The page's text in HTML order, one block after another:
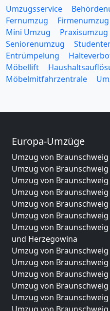
Umzugsservice
Fernumzug
Firmenumzug
Mini Umzug
Praxisumzug
Seniorenumzug
Entrümpelung
Möbellift
Möbelmitfahrzentrale
Europa-Umzüge
Umzug von
Umzug von
Umzug von
Umzug von
Umzug von
Umzug von
Umzug von
und Herzegowina
Umzug von
Umzug von
Umzug von
Umzug von
Umzug von
Umzug von